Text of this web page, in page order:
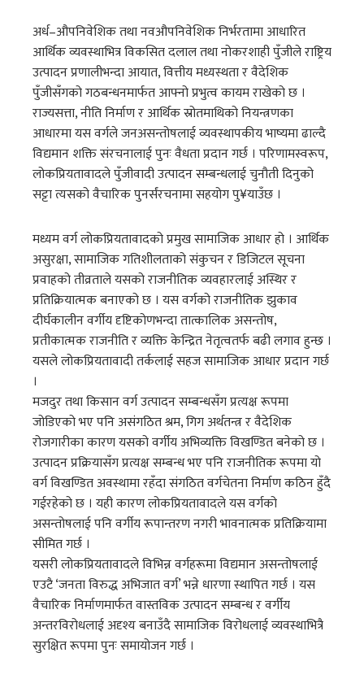
अर्ध–औपनिवेशिक तथा नवऔपनिवेशिक निर्भरतामा आधारित
आर्थिक व्यवस्थाभित्र विकसित दलाल तथा नोकरशाही पुँजीले राष्ट्रिय
उत्पादन प्रणालीभन्दा आयात, वित्तीय मध्यस्थता र वैदेशिक
पुँजीसँगको गठबन्धनमार्फत आफ्नो प्रभुत्व कायम राखेको छ ।
राज्यसत्ता, नीति निर्माण र आर्थिक स्रोतमाथिको नियन्त्रणका
आधारमा यस वर्गले जनअसन्तोषलाई व्यवस्थापकीय भाष्यमा ढाल्दै
विद्यमान शक्ति संरचनालाई पुनः वैधता प्रदान गर्छ । परिणामस्वरूप,
लोकप्रियतावादले पुँजीवादी उत्पादन सम्बन्धलाई चुनौती दिनुको
सट्टा त्यसको वैचारिक पुनर्संरचनामा सहयोग पु¥याउँछ ।
मध्यम वर्ग लोकप्रियतावादको प्रमुख सामाजिक आधार हो । आर्थिक
असुरक्षा, सामाजिक गतिशीलताको संकुचन र डिजिटल सूचना
प्रवाहको तीव्रताले यसको राजनीतिक व्यवहारलाई अस्थिर र
प्रतिक्रियात्मक बनाएको छ । यस वर्गको राजनीतिक झुकाव
दीर्घकालीन वर्गीय दृष्टिकोणभन्दा तात्कालिक असन्तोष,
प्रतीकात्मक राजनीति र व्यक्ति केन्द्रित नेतृत्वतर्फ बढी लगाव हुन्छ ।
यसले लोकप्रियतावादी तर्कलाई सहज सामाजिक आधार प्रदान गर्छ
।
मजदुर तथा किसान वर्ग उत्पादन सम्बन्धसँग प्रत्यक्ष रूपमा
जोडिएको भए पनि असंगठित श्रम, गिग अर्थतन्त्र र वैदेशिक
रोजगारीका कारण यसको वर्गीय अभिव्यक्ति विखण्डित बनेको छ ।
उत्पादन प्रक्रियासँग प्रत्यक्ष सम्बन्ध भए पनि राजनीतिक रूपमा यो
वर्ग विखण्डित अवस्थामा रहँदा संगठित वर्गचेतना निर्माण कठिन हुँदै
गईरहेको छ । यही कारण लोकप्रियतावादले यस वर्गको
असन्तोषलाई पनि वर्गीय रूपान्तरण नगरी भावनात्मक प्रतिक्रियामा
सीमित गर्छ ।
यसरी लोकप्रियतावादले विभिन्न वर्गहरूमा विद्यमान असन्तोषलाई
एउटै ‘जनता विरुद्ध अभिजात वर्ग’ भन्ने धारणा स्थापित गर्छ । यस
वैचारिक निर्माणमार्फत वास्तविक उत्पादन सम्बन्ध र वर्गीय
अन्तरविरोधलाई अदृश्य बनाउँदै सामाजिक विरोधलाई व्यवस्थाभित्रै
सुरक्षित रूपमा पुनः समायोजन गर्छ ।